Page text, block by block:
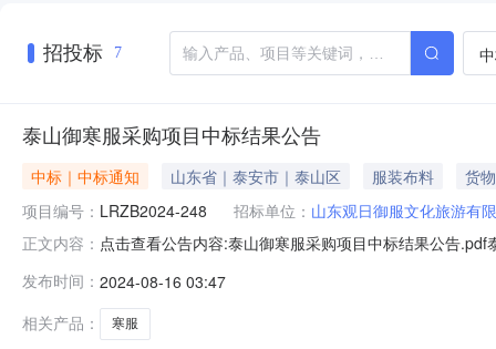
招投标 7
泰山御寒服采购项目中标结果公告
中标｜中标通知 山东省｜泰安市｜泰山区 服装布料
货物
项目编号： LRZB2024-248 招标单位： 山东观日御服文化旅游有
正文内容： 点击查看公告内容:泰山御寒服采购项目中标结果公告
限公司中标人地址：北京市房山区大石窝镇南尚乐村永
发布时间： 2024-08-16 03:47
相关产品：
寒服